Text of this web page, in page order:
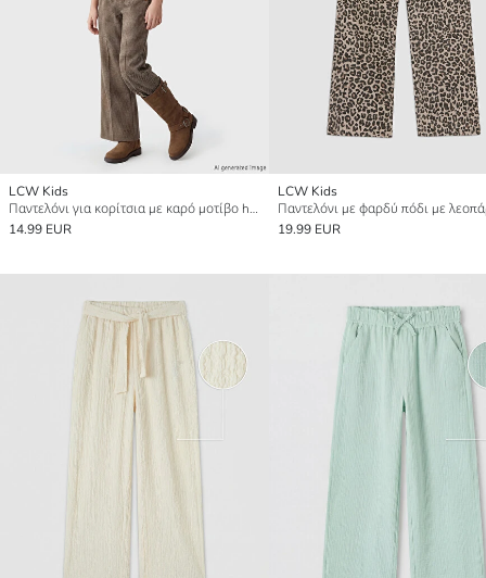
LCW Kids
Παντελόνι για κορίτσια με καρό μοτίβο houndstooth
14.99 EUR
LCW Kids
19.99 EUR